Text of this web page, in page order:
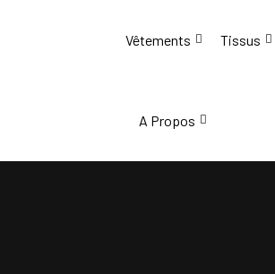
Vêtements Tissus
A Propos